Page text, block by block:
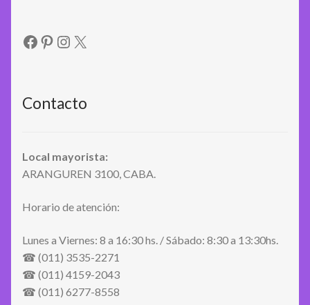
Facebook
Pinterest
Instagram
X
Contacto
Local mayorista:
ARANGUREN 3100, CABA.
Horario de atención:
Lunes a Viernes: 8 a 16:30 hs. / Sábado: 8:30 a 13:30hs.
☎ (011) 3535-2271
☎ (011) 4159-2043
☎ (011) 6277-8558